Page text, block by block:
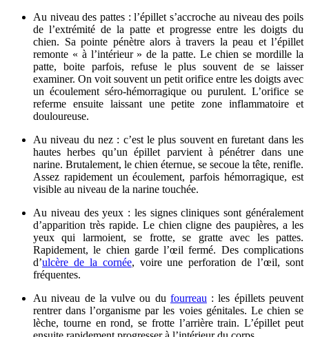
Au niveau des pattes : l’épillet s’accroche au niveau des poils
de l’extrémité de la patte et progresse entre les doigts du
chien. Sa pointe pénètre alors à travers la peau et l’épillet
remonte « à l’intérieur » de la patte. Le chien se mordille la
patte, boite parfois, refuse le plus souvent de se laisser
examiner. On voit souvent un petit orifice entre les doigts avec
un écoulement séro-hémorragique ou purulent. L’orifice se
referme ensuite laissant une petite zone inflammatoire et
douloureuse.
Au niveau du nez : c’est le plus souvent en furetant dans les
hautes herbes qu’un épillet parvient à pénétrer dans une
narine. Brutalement, le chien éternue, se secoue la tête, renifle.
Assez rapidement un écoulement, parfois hémorragique, est
visible au niveau de la narine touchée.
Au niveau des yeux : les signes cliniques sont généralement
d’apparition très rapide. Le chien cligne des paupières, a les
yeux qui larmoient, se frotte, se gratte avec les pattes.
Rapidement, le chien garde l’œil fermé. Des complications
d’ulcère de la cornée, voire une perforation de l’œil, sont
fréquentes.
Au niveau de la vulve ou du fourreau : les épillets peuvent
rentrer dans l’organisme par les voies génitales. Le chien se
lèche, tourne en rond, se frotte l’arrière train. L’épillet peut